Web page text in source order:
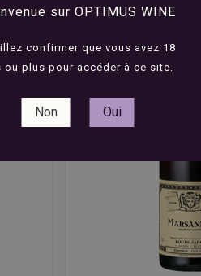
sur OPTIMUS WINE
confirmer que vous avez 18
ou plus pour accéder à ce site.
Non Oui